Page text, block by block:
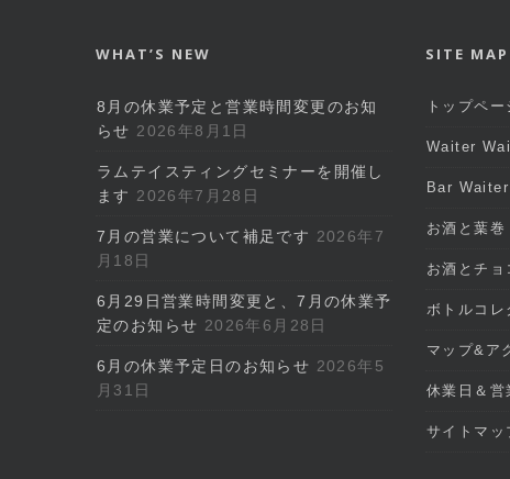
k
WHAT’S NEW
8月の休業予定と営業時間変更のお知
らせ 2026年8月1日
ラムテイスティングセミナーを開催し
ます 2026年7月28日
7月の営業について補足です 2026年7
月18日
6月29日営業時間変更と、7月の休業予
定のお知らせ 2026年6月28日
6月の休業予定日のお知らせ 2026年5
月31日
SITE MAP
トップペー
Waiter
Bar
お酒と葉巻
お酒とチョ
ボトルコレ
マップ&ア
休業日＆営
サイトマッ